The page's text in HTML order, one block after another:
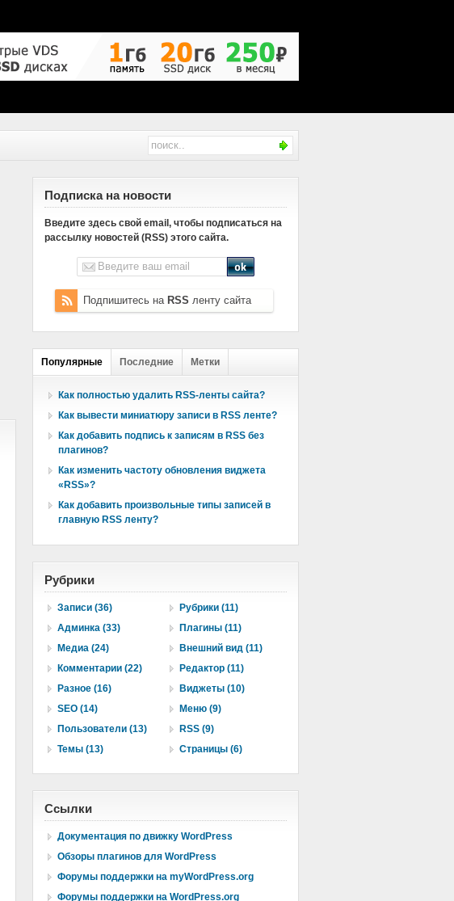
Подписка на новости
Введите здесь свой email, чтобы подписаться на
рассылку новостей (RSS) этого сайта.
Подпишитесь на RSS ленту сайта
Популярные Последние Метки
Как полностью удалить RSS-ленты сайта?
Как вывести миниатюру записи в RSS ленте?
Как добавить подпись к записям в RSS без
плагинов?
Как изменить частоту обновления виджета
«RSS»?
Как добавить произвольные типы записей в
главную RSS ленту?
Рубрики
Записи (36)
Админка (33)
Медиа (24)
Комментарии (22)
Разное (16)
SEO (14)
Пользователи (13)
Темы (13)
Рубрики (11)
Плагины (11)
Внешний вид (11)
Редактор (11)
Виджеты (10)
Меню (9)
RSS (9)
Страницы (6)
Ссылки
Документация по движку WordPress
Обзоры плагинов для WordPress
Форумы поддержки на myWordPress.org
Форумы поддержки на WordPress.org